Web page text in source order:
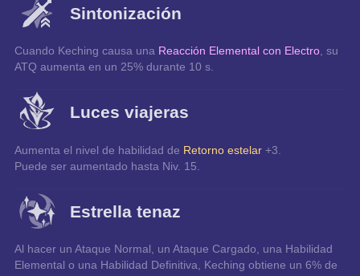
Sintonización
Cuando Keching causa una Reacción Elemental con Electro , su
ATQ aumenta en un 25% durante 10 s.
Luces viajeras
Aumenta el nivel de habilidad de Retorno estelar +3.
Puede ser aumentado hasta Niv. 15.
Estrella tenaz
Al hacer un Ataque Normal, un Ataque Cargado, una Habilidad
Elemental o una Habilidad Definitiva, Keching obtiene un 6% de